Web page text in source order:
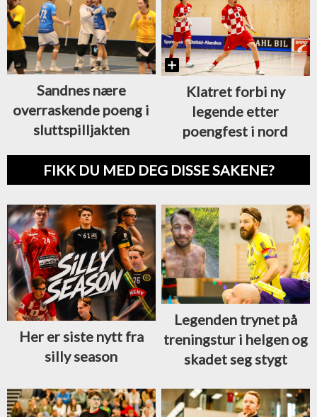
Sandnes nære
overraskende poeng i
sluttspilljakten
Klatret forbi ny
legende etter
poengfest i nord
FIKK DU MED DEG DISSE SAKENE?
Her er siste nytt fra
silly season
Legenden trynet på
treningstur i helgen og
skadet seg stygt